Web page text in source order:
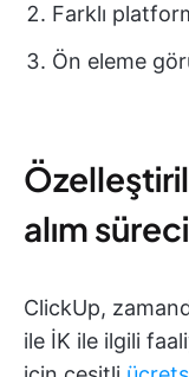
Farklı
Ön eleme
alım
ClickUp,
ile İK ile ilgili